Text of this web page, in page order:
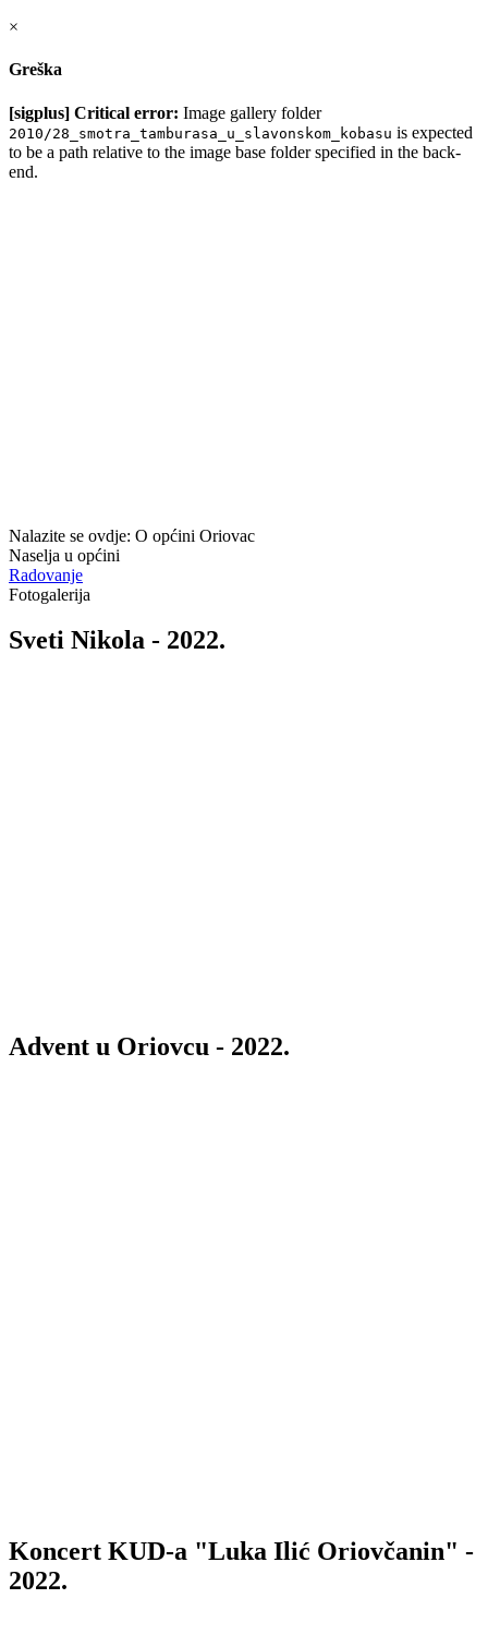
×
Greška
[sigplus] Critical error: Image gallery folder
2010/28_smotra_tamburasa_u_slavonskom_kobasu is expected
to be a path relative to the image base folder specified in the back-
end.
Nalazite se ovdje: O općini Oriovac
Naselja u općini
Radovanje
Fotogalerija
Sveti Nikola - 2022.
Advent u Oriovcu - 2022.
Koncert KUD-a "Luka Ilić Oriovčanin" -
2022.